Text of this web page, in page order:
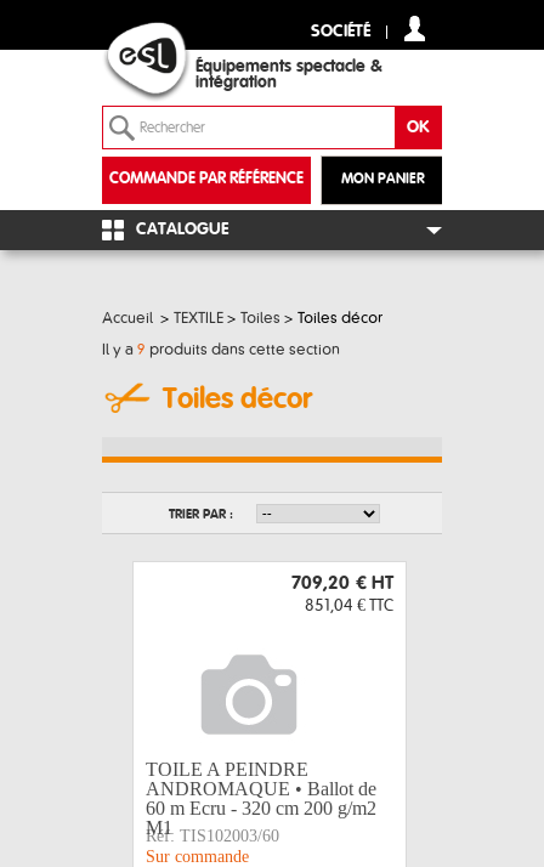
SOCIÉTÉ
Équipements spectacle &
intégration
MON PANIER
COMMANDE PAR RÉFÉRENCE
+
CATALOGUE
Accueil > TEXTILE > Toiles > Toiles décor
Il y a 9 produits dans cette section
Toiles décor
TRIER PAR :
709,20 € HT
851,04 € TTC
TOILE A PEINDRE
ANDROMAQUE • Ballot de
60 m Ecru - 320 cm 200 g/m2
M1
Réf: TIS102003/60
Sur commande